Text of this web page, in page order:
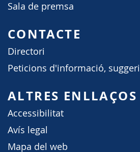
Sala de premsa
CONTACTE
Directori
Peticions d'informació,
ALTRES ENLLAÇOS
Accessibilitat
Avís legal
Mapa del web